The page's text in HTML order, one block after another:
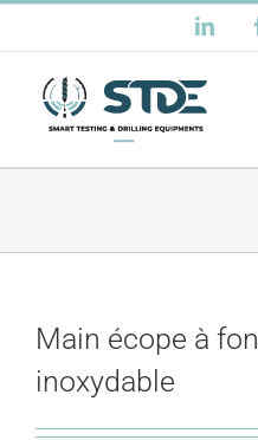
au
contenu
Main écope à
inoxydable